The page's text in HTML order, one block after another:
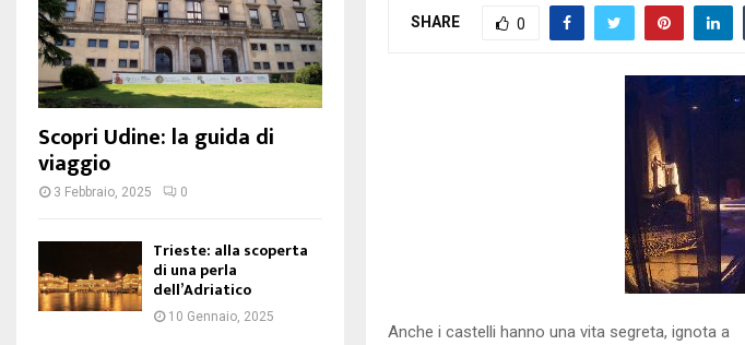
SHARE 0
Anche i castelli hanno una vita segreta, ignota a
Scopri Udine: la guida di
viaggio
3 Febbraio, 2025 0
Trieste: alla scoperta
di una perla
dell’Adriatico
10 Gennaio, 2025